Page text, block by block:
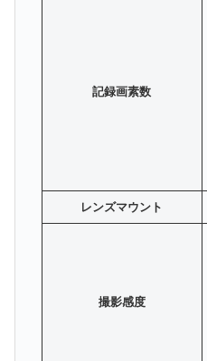
記録画素数
レンズマウント
撮影感度